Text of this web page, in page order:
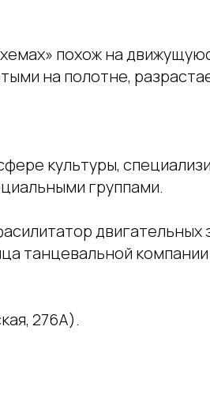
похож на
на полотне,
культуры,
группами.
двигательных
танцевальной
276А).